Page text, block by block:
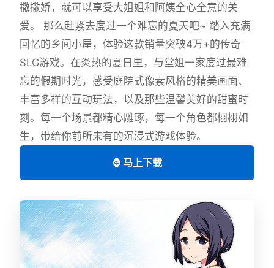
撒撒娇，就可以享受大姐姐和阿姨全心全意的关
爱。 那么赶紧去度过一个难忘的夏天吧~ 踏入充满
回忆的乡间小屋，体验这款销量突破4万+的传奇
SLG游戏。在炎热的夏日里，与堂姐一家度过最难
忘的假期时光，感受庭院式像素风格的精美画面、
丰富多样的互动玩法，以及那些温馨美好的甜蜜时
刻。每一个场景都精心雕琢，每一个角色都栩栩如
生，带给你前所未有的沉浸式游戏体验。
⌚ 马上下载